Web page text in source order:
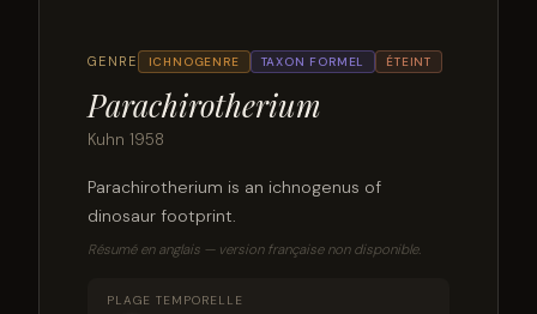
GENRE ICHNOGENRE TAXON FORMEL ÉTEINT
Parachirotherium
Kuhn 1958
Parachirotherium is an ichnogenus of
dinosaur footprint.
Résumé en anglais — version française non disponible.
PLAGE TEMPORELLE